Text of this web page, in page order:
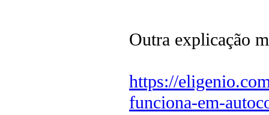
Outra explicação
https://
funciona-em-